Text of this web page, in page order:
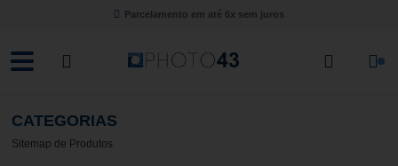
Parcelamento em até 6x sem juros
CATEGORIAS
Sitemap de Produtos